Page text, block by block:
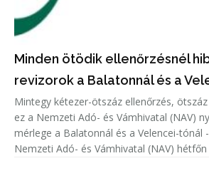
Minden ötödik ellenőrzésnél
revizorok a Balatonnál és a
Mintegy kétezer-ötszáz ellenőrzés,
ez a Nemzeti Adó- és Vámhivatal (NAV)
mérlege a Balatonnál és a Velencei-tónál
Nemzeti Adó- és Vámhivatal (NAV)